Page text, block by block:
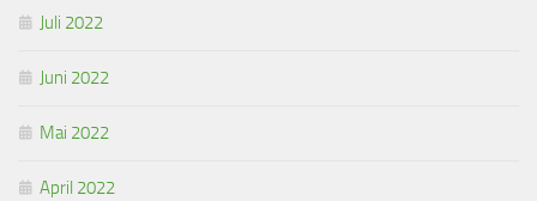
Juli 2022
Juni 2022
Mai 2022
April 2022